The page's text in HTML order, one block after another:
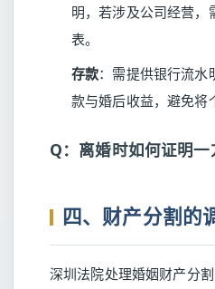
明，若涉及公司经营，
表。
存款：需提供银行流水
款与婚后收益，避免将
Q：离婚时如何证明一
四、财产分割的
深圳法院处理婚姻财产分